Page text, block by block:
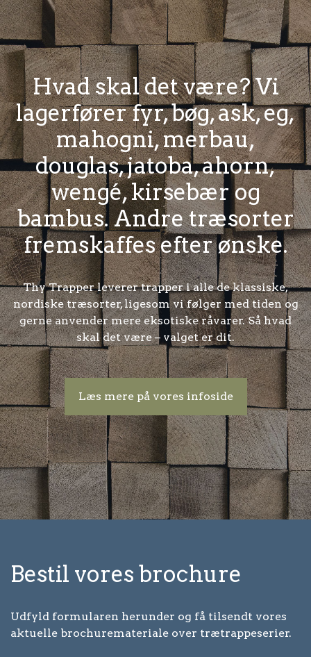
Hvad skal det være? Vi
lagerfører fyr, bøg, ask, eg,
mahogni, merbau,
douglas, jatoba, ahorn,
wengé, kirsebær og
bambus. Andre træsorter
fremskaffes efter ønske.
Thy Trapper leverer trapper i alle de klassiske,
nordiske træsorter, ligesom vi følger med tiden og
gerne anvender mere eksotiske råvarer. Så hvad
skal det være – valget er dit.
Læs mere på vores infoside
Bestil vores brochure
Udfyld formularen herunder og få tilsendt vores
aktuelle brochuremateriale over trætrappeserier.